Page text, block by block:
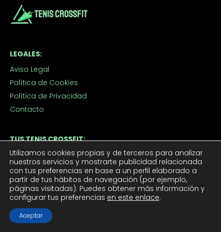
LEGALES:
Aviso Legal
Política de Cookies
Política de Privacidad
Contacto
TUS TENIS CROSSFIT:
Tenis CrossFit Hombre
Tenis CrossFit Mujer
APROVECHA LOS DESCUENTOS:
Outlet
Ofertas de Tenis de Crossfit
Utilizamos cookies propias y de terceros para analizar
nuestros servicios y mostrarte publicidad relacionada
con tus preferencias en base a un perfil elaborado a
partir de tus hábitos de navegación (por ejemplo,
páginas visitadas). Puedes obtener más información y
configurar tus preferencias en este enlace.
Aceptar